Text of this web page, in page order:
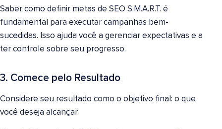
Saber como definir metas de SEO S.M.A.R.T. é
fundamental para executar campanhas bem-
sucedidas. Isso ajuda você a gerenciar expectativas e a
ter controle sobre seu progresso.
3. Comece pelo Resultado
Considere seu resultado como o objetivo final: o que
você deseja alcançar.